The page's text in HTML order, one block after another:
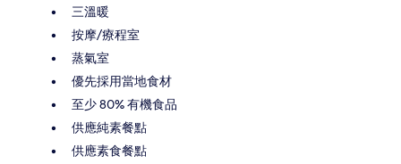
三溫暖
按摩/療程室
蒸氣室
優先採用當地食材
至少 80% 有機食品
供應純素餐點
供應素食餐點